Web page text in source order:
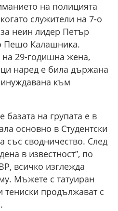
на полицията
служители на 7-о
неин лидер Петър
Пешо Калашника.
на 29-годишна жена,
наред е била държана
към
базата на групата е в
основно в Студентски
със сводничество. След
в известност”, по
всичко изглежда
Мъжете с татуиран
тениски продължават с